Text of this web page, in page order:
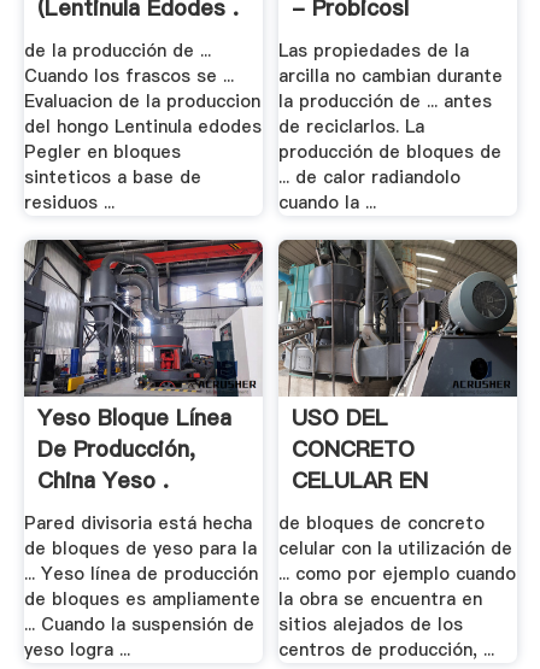
(Lentinula Edodes .
de la producción de ...
Cuando los frascos se ...
Evaluacion de la produccion
del hongo Lentinula edodes
Pegler en bloques
sinteticos a base de
residuos ...
- Probicosl
Las propiedades de la
arcilla no cambian durante
la producción de ... antes
de reciclarlos. La
producción de bloques de
... de calor radiandolo
cuando la ...
Yeso Bloque Línea
De Producción,
China Yeso .
Pared divisoria está hecha
de bloques de yeso para la
... Yeso línea de producción
de bloques es ampliamente
... Cuando la suspensión de
yeso logra ...
USO DEL
CONCRETO
CELULAR EN
UNIDADES DE .
de bloques de concreto
celular con la utilización de
... como por ejemplo cuando
la obra se encuentra en
sitios alejados de los
centros de producción, ...